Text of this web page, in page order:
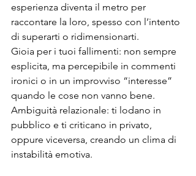
esperienza diventa il metro per
raccontare la loro, spesso con l’intento
di superarti o ridimensionarti.
Gioia per i tuoi fallimenti: non sempre
esplicita, ma percepibile in commenti
ironici o in un improvviso “interesse”
quando le cose non vanno bene.
Ambiguità relazionale: ti lodano in
pubblico e ti criticano in privato,
oppure viceversa, creando un clima di
instabilità emotiva.